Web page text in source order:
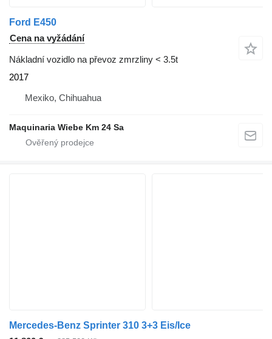
Ford E450
Cena na vyžádání
Nákladní vozidlo na převoz zmrzliny < 3.5t
2017
Mexiko, Chihuahua
Maquinaria Wiebe Km 24 Sa
Mercedes-Benz Sprinter 310 3+3 Eis/Ice